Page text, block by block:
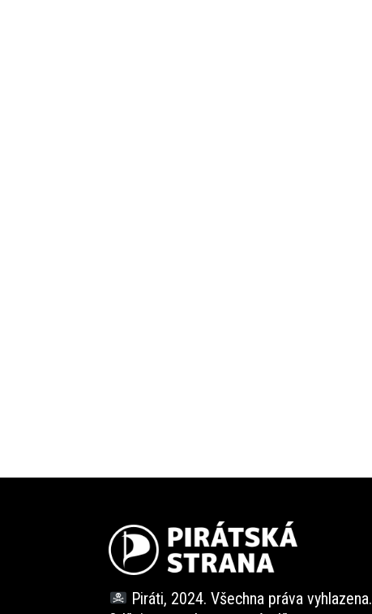
Piráti, 2024. Všechna práva vyhlazena.